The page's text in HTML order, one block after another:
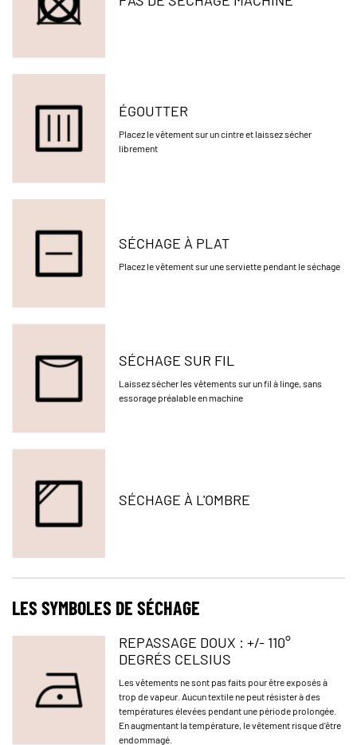
ÉGOUTTER
Placez le vêtement sur un cintre et laissez sécher
librement
SÉCHAGE À PLAT
Placez le vêtement sur une serviette pendant le séchage
SÉCHAGE SUR FIL
Laissez sécher les vêtements sur un fil à linge, sans
essorage préalable en machine
SÉCHAGE À L'OMBRE
LES SYMBOLES DE SÉCHAGE​​​​​​​
REPASSAGE DOUX : +/- 110°
DEGRÉS CELSIUS
Les vêtements ne sont pas faits pour être exposés à
trop de vapeur. Aucun textile ne peut résister à des
températures élevées pendant une période prolongée.
En augmentant la température, le vêtement risque d'être
endommagé.